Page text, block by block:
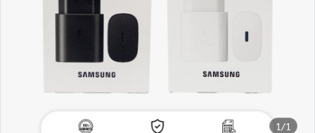
1/1